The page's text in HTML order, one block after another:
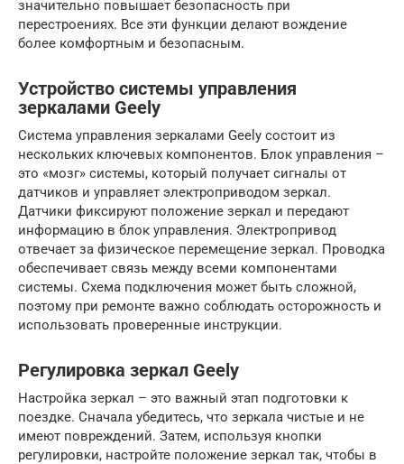
значительно повышает безопасность при
перестроениях. Все эти функции делают вождение
более комфортным и безопасным.
Устройство системы управления
зеркалами Geely
Система управления зеркалами Geely состоит из
нескольких ключевых компонентов. Блок управления –
это «мозг» системы, который получает сигналы от
датчиков и управляет электроприводом зеркал.
Датчики фиксируют положение зеркал и передают
информацию в блок управления. Электропривод
отвечает за физическое перемещение зеркал. Проводка
обеспечивает связь между всеми компонентами
системы. Схема подключения может быть сложной,
поэтому при ремонте важно соблюдать осторожность и
использовать проверенные инструкции.
Регулировка зеркал Geely
Настройка зеркал – это важный этап подготовки к
поездке. Сначала убедитесь, что зеркала чистые и не
имеют повреждений. Затем, используя кнопки
регулировки, настройте положение зеркал так, чтобы в